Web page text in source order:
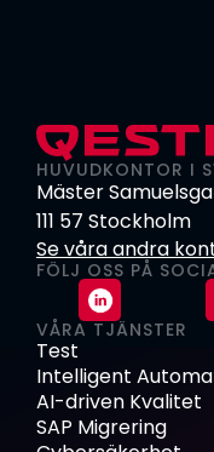
HUVUDKONTOR I
Mäster
111 57 Stockholm
Se våra andra
FÖLJ OSS PÅ
VÅRA TJÄNSTER
Test
Intelligent
AI-driven Kvalitet
SAP Migrering